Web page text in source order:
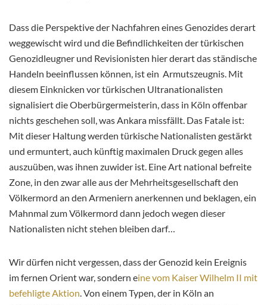
Dass die Perspektive der Nachfahren eines Genozides derart
weggewischt wird und die Befindlichkeiten der türkischen
Genozidleugner und Revisionisten hier derart das ständische
Handeln beeinflussen können, ist ein Armutszeugnis. Mit
diesem Einknicken vor türkischen Ultranationalisten
signalisiert die Oberbürgermeisterin, dass in Köln offenbar
nichts geschehen soll, was Ankara missfällt. Das Fatale ist:
Mit dieser Haltung werden türkische Nationalisten gestärkt
und ermuntert, auch künftig maximalen Druck gegen alles
auszuüben, was ihnen zuwider ist. Eine Art national befreite
Zone, in den zwar alle aus der Mehrheitsgesellschaft den
Völkermord an den Armeniern anerkennen und beklagen, ein
Mahnmal zum Völkermord dann jedoch wegen dieser
Nationalisten nicht stehen bleiben darf…
Wir dürfen nicht vergessen, dass der Genozid kein Ereignis
im fernen Orient war, sondern eine vom Kaiser Wilhelm II mit
befehligte Aktion . Von einem Typen, der in Köln an